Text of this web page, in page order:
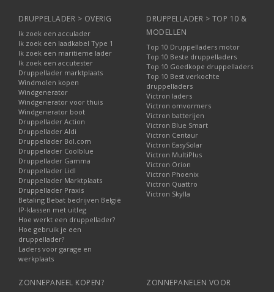
DRUPPELLADER > OVERIG
Ik zoek een acculader
Ik zoek een laadkabel Type 1
Ik zoek een maritieme lader
Ik zoek een accutester
Druppellader marktplaats
Windmolen kopen
Windgenerator
Windgenerator voor thuis
Windgenerator boot
Druppellader Action
Druppellader Aldi
Druppellader Bol.com
Druppellader Coolblue
Druppellader Gamma
Druppellader Lidl
Druppellader Marktplaats
Druppellader Praxis
Betaling Bebat bedrijven België
IP-klassen met uitleg
Hoe werkt een druppellader?
Hoe gebruik je een
druppellader?
Laders voor garage en
werkplaats
DRUPPELLADER > TOP 10 &
MODELLEN
Top 10 Druppelladers motor
Top 10 Beste druppelladers
Top 10 Goedkope druppelladers
Top 10 Best verkochte
druppelladers
Victron laders
Victron omvormers
Victron batterijen
Victron Blue Smart
Victron Centaur
Victron EasySolar
Victron MultiPlus
Victron Orion
Victron Phoenix
Victron Quattro
Victron Skylla
ZONNEPANEEL KOPEN? ZONNEPANELEN VOOR